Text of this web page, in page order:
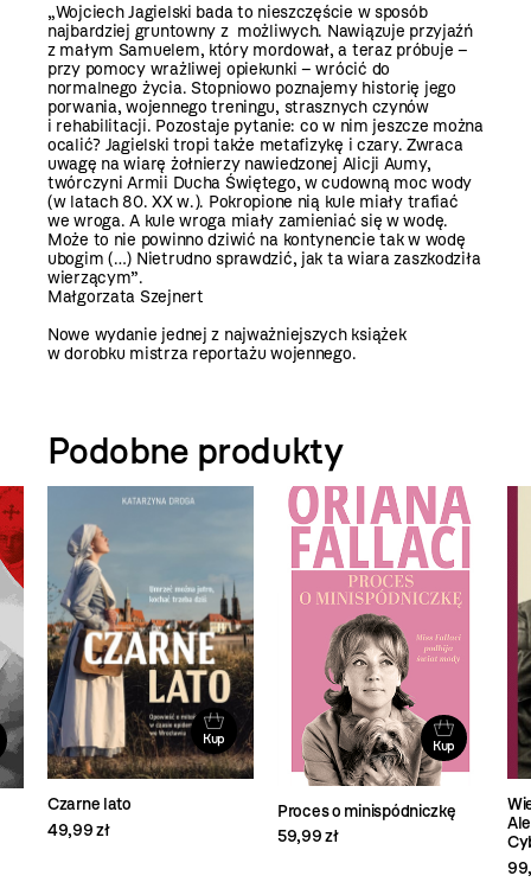
„Wojciech Jagielski bada to nieszczęście w sposób
najbardziej gruntowny z możliwych. Nawiązuje przyjaźń
z małym Samuelem, który mordował, a teraz próbuje –
przy pomocy wrażliwej opiekunki – wrócić do
normalnego życia. Stopniowo poznajemy historię jego
porwania, wojennego treningu, strasznych czynów
i rehabilitacji. Pozostaje pytanie: co w nim jeszcze można
ocalić? Jagielski tropi także metafizykę i czary. Zwraca
uwagę na wiarę żołnierzy nawiedzonej Alicji Aumy,
twórczyni Armii Ducha Świętego, w cudowną moc wody
(w latach 80. XX w.). Pokropione nią kule miały trafiać
we wroga. A kule wroga miały zamieniać się w wodę.
Może to nie powinno dziwić na kontynencie tak w wodę
ubogim (…) Nietrudno sprawdzić, jak ta wiara zaszkodziła
wierzącym”.
Małgorzata Szejnert
Nowe wydanie jednej z najważniejszych książek
w dorobku mistrza reportażu wojennego.
Podobne produkty
Kup
Czarne lato
49,99 zł
Kup
Proces o minispódniczkę
59,99 zł